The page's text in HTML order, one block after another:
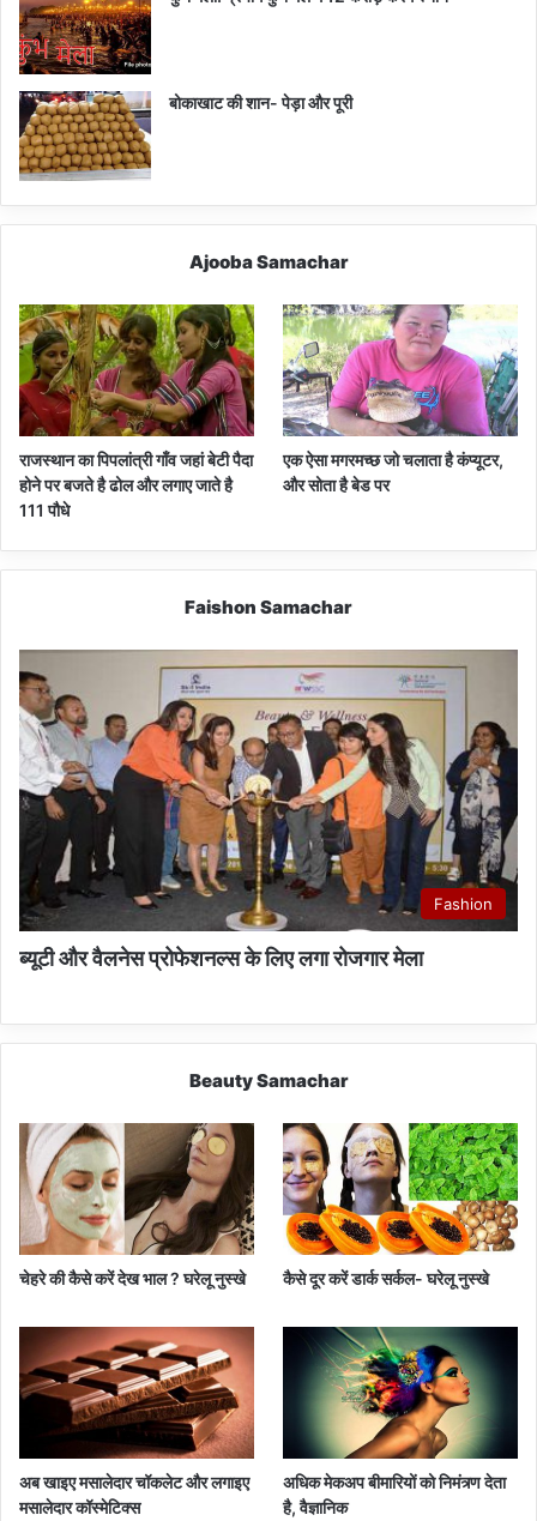
बोकाखाट की शान- पेड़ा और पूरी
Ajooba Samachar
राजस्थान का पिपलांत्री गाँव जहां बेटी पैदा
होने पर बजते है ढोल और लगाए जाते है
111 पौधे
एक ऐसा मगरमच्छ जो चलाता है कंप्यूटर,
और सोता है बेड पर
Faishon Samachar
Fashion
ब्यूटी और वैलनेस प्रोफेशनल्स के लिए लगा रोजगार मेला
Beauty Samachar
चेहरे की कैसे करें देख भाल ? घरेलू नुस्खे कैसे दूर करें डार्क सर्कल- घरेलू नुस्खे
अब खाइए मसालेदार चॉकलेट और लगाइए
मसालेदार कॉस्‍मेटिक्‍स
अधिक मेकअप बीमारियों को निमंत्र्ण देता
है, वैज्ञानिक